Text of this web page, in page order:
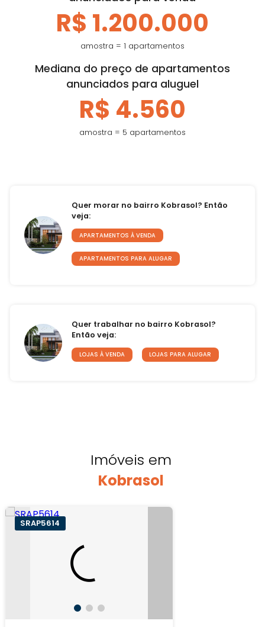
R$ 1.200.000
amostra = 1 apartamentos
Mediana do preço de apartamentos
anunciados para aluguel
R$ 4.560
amostra = 5 apartamentos
Quer morar no bairro Kobrasol? Então
veja:
APARTAMENTOS À VENDA
APARTAMENTOS PARA ALUGAR
Quer trabalhar no bairro Kobrasol?
Então veja:
LOJAS À VENDA LOJAS PARA ALUGAR
Imóveis em
Kobrasol
SRAP5614